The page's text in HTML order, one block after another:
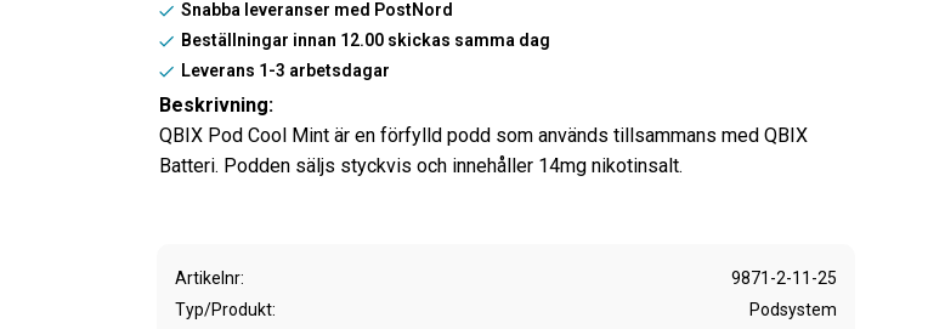
Snabba leveranser med PostNord
Beställningar innan 12.00 skickas samma dag
Leverans 1-3 arbetsdagar
Artikelnr
9871-2-11-25
Typ/Produkt
Podsystem
Beskrivning:
QBIX Pod Cool Mint är en förfylld podd som används tillsammans med QBIX
Batteri. Podden säljs styckvis och innehåller 14mg nikotinsalt.